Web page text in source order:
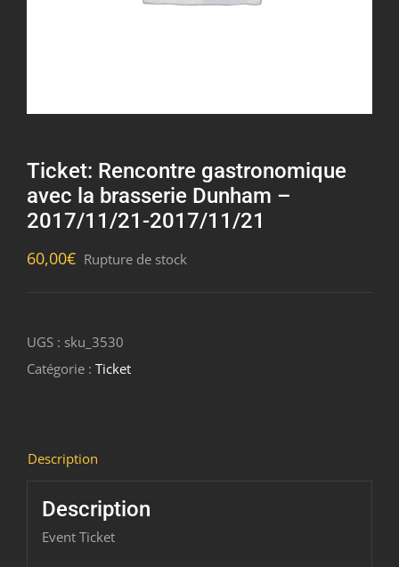
Ticket: Rencontre gastronomique
avec la brasserie Dunham –
2017/11/21-2017/11/21
60,00€ Rupture de stock
UGS : sku_3530
Catégorie : Ticket
Description
Description
Event Ticket